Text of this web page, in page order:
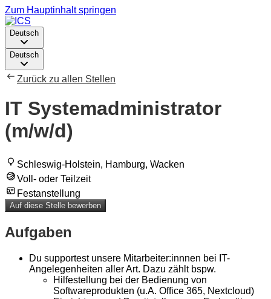
Zum Hauptinhalt springen
Deutsch
Deutsch
Zurück zu allen Stellen
IT Systemadministrator
(m/w/d)
Schleswig-Holstein, Hamburg, Wacken
Voll- oder Teilzeit
Festanstellung
Auf diese Stelle bewerben
Aufgaben
Du supportest unsere Mitarbeiter:innnen bei IT-
Angelegenheiten aller Art. Dazu zählt bspw.
Hilfestellung bei der Bedienung von
Softwareprodukten (u.A. Office 365, Nextcloud)